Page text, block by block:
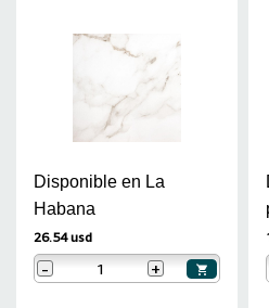
Disponible en La
Habana
26.54 usd
- +